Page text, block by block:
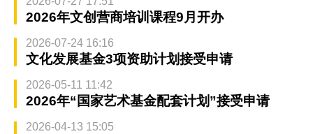
2026年文创营商培训课程9月开办
2026-07-24 16:16
文化发展基金3项资助计划接受申请
2026-05-11 11:42
2026年“国家艺术基金配套计划”接受申请
2026-04-13 15:05